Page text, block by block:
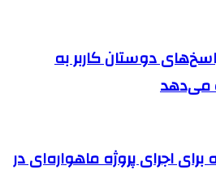
دوستان کاربر به
می‌دهد
برای اجرای پروژه ماهواره‌ای در